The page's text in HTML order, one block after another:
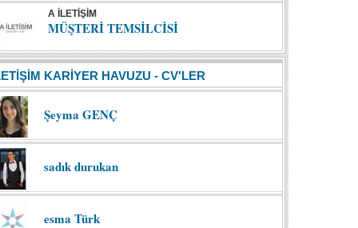
A İLETİŞİM
MÜŞTERİ TEMSİLCİSİ
KARİYER HAVUZU - CV'LER
Şeyma GENÇ
sadık durukan
esma Türk